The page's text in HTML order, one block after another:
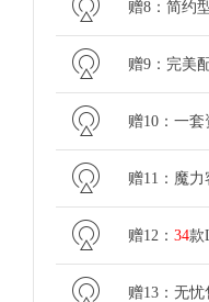
赠8：简约
赠9：完美
赠10：一套
赠11：魔力
赠12： 34款
赠13：无